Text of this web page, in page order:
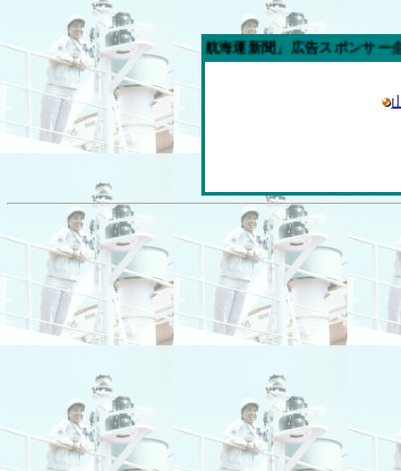
今週の「内航海運新聞」広告スポンサー企業